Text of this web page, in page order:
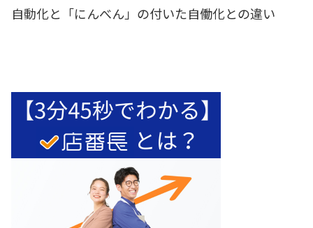
自動化と「にんべん」の付いた自働化との違い